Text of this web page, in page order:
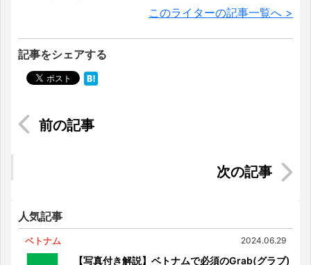
このライターの記事一覧へ >
記事をシェアする
タイ人と働く～タイに住んで、食べて、そして働
【新型コロナウイルス】（２）マレーシアの行動
人気記事
ベトナム 2024.06.29
【写真付き解説】ベトナムで必須のGrab(グラブ)